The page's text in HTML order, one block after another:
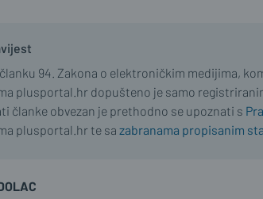
94. Zakona o elektroničkim medijima,
plusportal.hr dopušteno je samo
članke obvezan je prethodno se upoznati s
plusportal.hr te sa zabranama propisanim